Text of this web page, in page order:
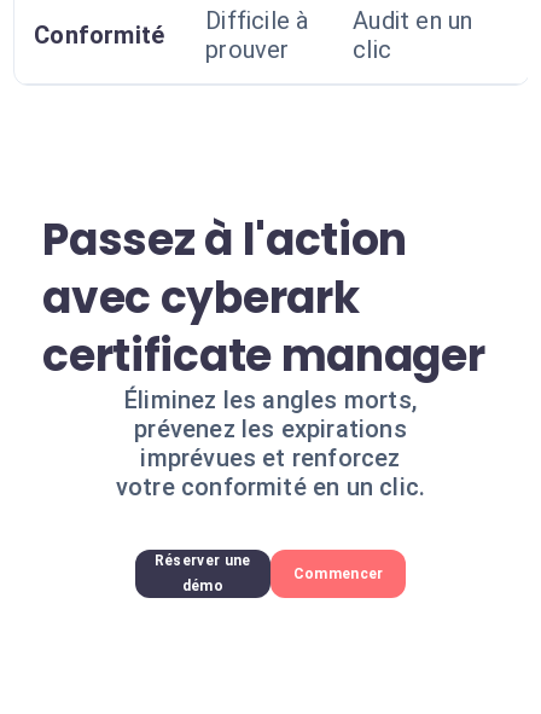
Conformité
Difficile à
prouver
Audit en un
clic
Passez à l'action
avec cyberark
certificate manager
Éliminez les angles morts,
prévenez les expirations
imprévues et renforcez
votre conformité en un clic.
Réserver une
démo
Commencer